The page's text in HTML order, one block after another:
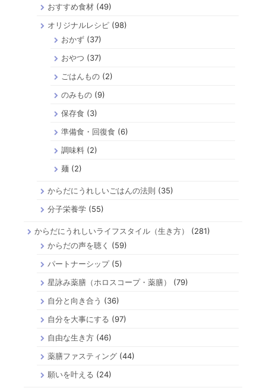
おすすめ食材 (49)
オリジナルレシピ (98)
おかず(37)
おやつ (37)
ごはんもの(2)
のみもの(9)
保存食 (3)
準備食・回復食 (6)
調味料(2)
麺 (2)
からだにうれしいごはんの法則 (35)
分子栄養学 (55)
からだにうれしいライフスタイル（生き方）
(281)
からだの声を聴く
(59)
パートナーシップ(5)
星詠み薬膳（ホロスコープ・薬膳）
(79)
自分と向き合う (36)
自分を大事にする (97)
自由な生き方 (46)
薬膳ファスティング (44)
願いを叶える (24)